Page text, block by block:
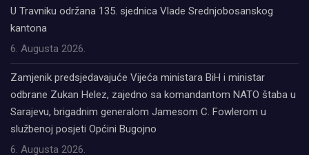
U Travniku održana 135. sjednica Vlade Srednjobosanskog
kantona
6. Augusta 2026.
Zamjenik predsjedavajuće Vijeća ministara BiH i ministar
odbrane Zukan Helez, zajedno sa komandantom NATO štaba u
Sarajevu, brigadnim generalom Jamesom C. Fowlerom u
službenoj posjeti Općini Bugojno
6. Augusta 2026.